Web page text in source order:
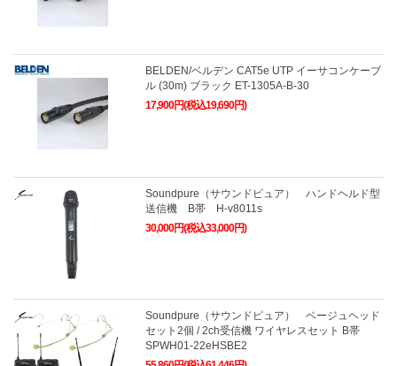
BELDEN/ベルデン CAT5e UTP イーサコンケーブ
ル (30m) ブラック ET-1305A-B-30
17,900円(税込19,690円)
Soundpure（サウンドピュア） ハンドヘルド型
送信機 B帯 H-v8011s
30,000円(税込33,000円)
Soundpure（サウンドピュア） ベージュヘッド
セット2個 / 2ch受信機 ワイヤレスセット B帯
SPWH01-22eHSBE2